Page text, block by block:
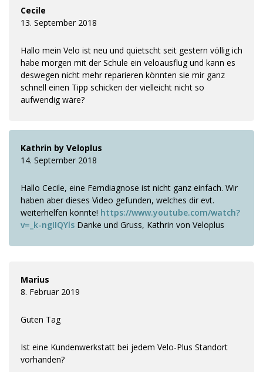
Cecile
13. September 2018
Hallo mein Velo ist neu und quietscht seit gestern völlig ich
habe morgen mit der Schule ein veloausflug und kann es
deswegen nicht mehr reparieren könnten sie mir ganz
schnell einen Tipp schicken der vielleicht nicht so
aufwendig wäre?
Kathrin by Veloplus
14. September 2018
Hallo Cecile, eine Ferndiagnose ist nicht ganz einfach. Wir
haben aber dieses Video gefunden, welches dir evt.
weiterhelfen könnte! https://www.youtube.com/watch?
v=_k-ngIIQYls Danke und Gruss, Kathrin von Veloplus
Marius
8. Februar 2019
Guten Tag
Ist eine Kundenwerkstatt bei jedem Velo-Plus Standort
vorhanden?